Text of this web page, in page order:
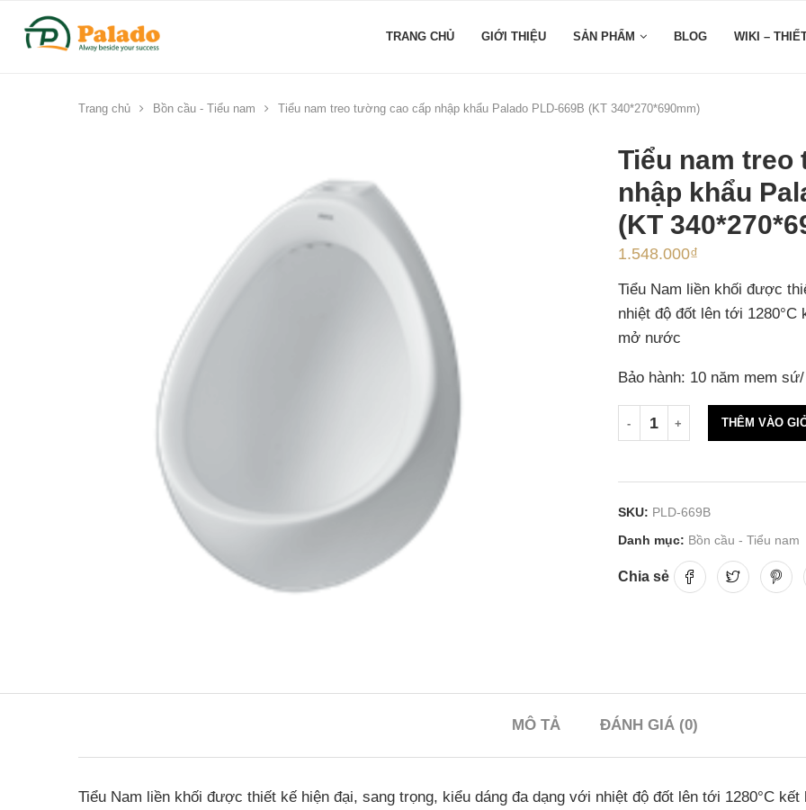
TRANG CHỦ GIỚI THIỆU SẢN PHẨM BLOG WIKI –
Trang chủ Bồn cầu - Tiểu nam Tiểu nam treo tường cao cấp nhập khẩu Palado PLD-669B (KT 340*270*690mm)
Tiểu nam
nhập khẩu
(KT
1.548.000₫
Tiểu Nam liền khối được
nhiệt độ đốt lên tới
mở nước
Bảo hành: 10 năm mem
THÊM VÀO
SKU: PLD-669B
Danh mục: Bồn cầu - Tiểu nam
Chia sẻ
MÔ TẢ ĐÁNH GIÁ (0)
Tiểu Nam liền khối được thiết kế hiện đại, sang trọng, kiểu dáng đa dạng với nhiệt độ đốt lên tới 1280°C